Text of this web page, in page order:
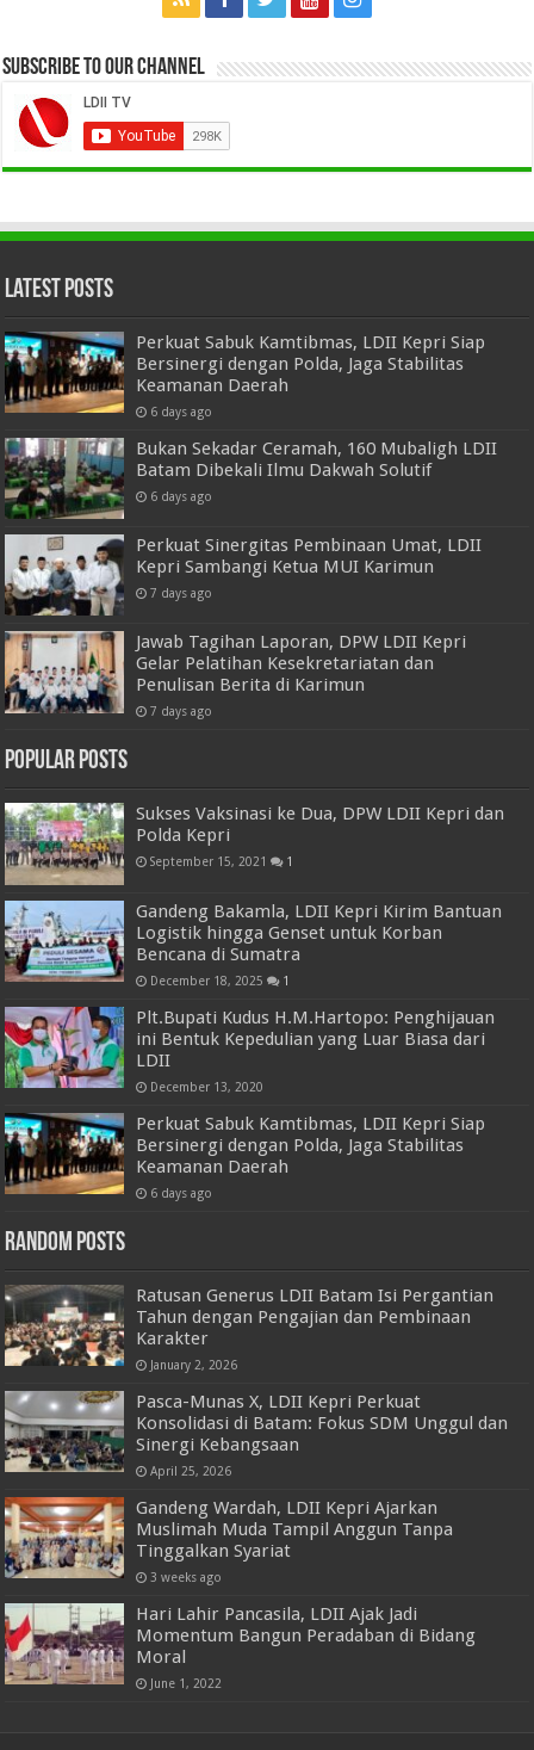
Subscribe to our Channel
Latest Posts
Perkuat Sabuk Kamtibmas, LDII Kepri Siap
Bersinergi dengan Polda, Jaga Stabilitas
Keamanan Daerah
6 days ago
Bukan Sekadar Ceramah, 160 Mubaligh LDII
Batam Dibekali Ilmu Dakwah Solutif
6 days ago
Perkuat Sinergitas Pembinaan Umat, LDII
Kepri Sambangi Ketua MUI Karimun
7 days ago
Jawab Tagihan Laporan, DPW LDII Kepri
Gelar Pelatihan Kesekretariatan dan
Penulisan Berita di Karimun
7 days ago
Popular Posts
Sukses Vaksinasi ke Dua, DPW LDII Kepri dan
Polda Kepri
September 15, 2021 1
Gandeng Bakamla, LDII Kepri Kirim Bantuan
Logistik hingga Genset untuk Korban
Bencana di Sumatra
December 18, 2025 1
Plt.Bupati Kudus H.M.Hartopo: Penghijauan
ini Bentuk Kepedulian yang Luar Biasa dari
LDII
December 13, 2020
Perkuat Sabuk Kamtibmas, LDII Kepri Siap
Bersinergi dengan Polda, Jaga Stabilitas
Keamanan Daerah
6 days ago
Random Posts
Ratusan Generus LDII Batam Isi Pergantian
Tahun dengan Pengajian dan Pembinaan
Karakter
January 2, 2026
Pasca-Munas X, LDII Kepri Perkuat
Konsolidasi di Batam: Fokus SDM Unggul dan
Sinergi Kebangsaan
April 25, 2026
Gandeng Wardah, LDII Kepri Ajarkan
Muslimah Muda Tampil Anggun Tanpa
Tinggalkan Syariat
3 weeks ago
Hari Lahir Pancasila, LDII Ajak Jadi
Momentum Bangun Peradaban di Bidang
Moral
June 1, 2022